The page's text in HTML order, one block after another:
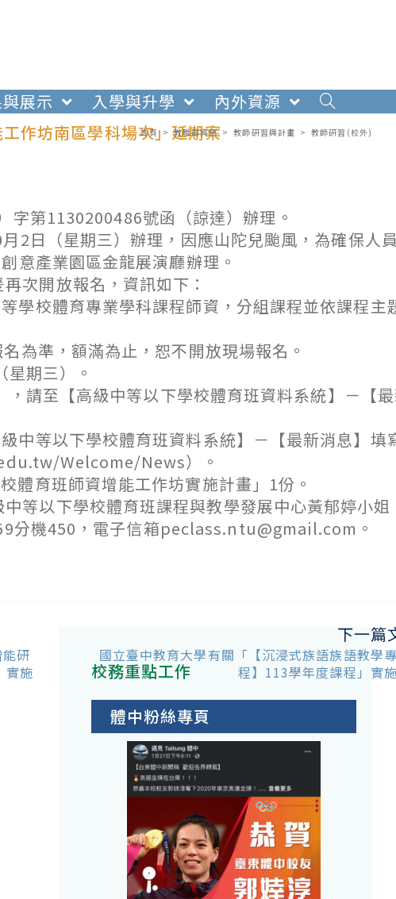
展示 入學與升學
內外資源
作坊南區學科場次」延期案
首頁 > 教職員資訊 > 教師研習與計畫 > 教師研習(校外)
字第1130200486號函（諒達）辦理。
2日（星期三）辦理，因應山陀兒颱風，為確保人
意產業園區金龍展演廳辦理。
次開放報名，資訊如下：
校體育專業學科課程師資，分組課程並依課程主
準，額滿為止，恕不開放現場報名。
期三）。
至【高級中等以下學校體育班資料系統】－【
等以下學校體育班資料系統】－【最新消息】填
Welcome/News）。
體育班師資增能工作坊實施計畫」1份。
等以下學校體育班課程與教學發展中心黃郁婷小
分機450，電子信箱peclass.ntu@gmail.com。
研
實施
下一篇
國立臺中教育大學有關「【沉浸式族語族語教學
程】113學年度課程」實
校務重點工作
體中粉絲專頁